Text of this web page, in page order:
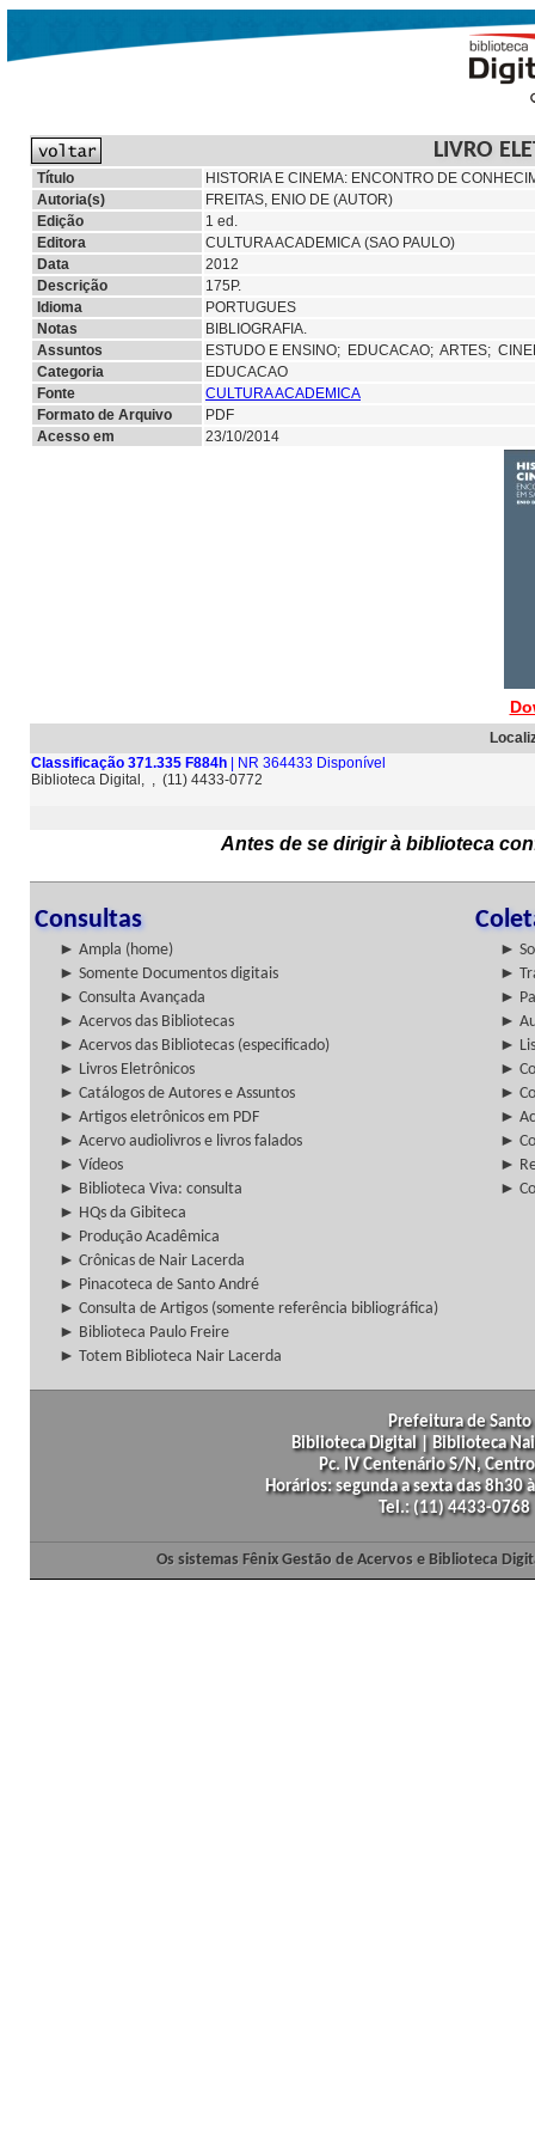
LIVRO
Título
HISTORIA E CINEMA: ENCONTRO DE
Autoria(s)
FREITAS, ENIO DE (AUTOR)
Edição
1 ed.
Editora
CULTURA ACADEMICA (SAO PAULO)
Data
2012
Descrição
175P.
Idioma
PORTUGUES
Notas
BIBLIOGRAFIA.
Assuntos
ESTUDO E ENSINO; EDUCACAO; ARTES;
Categoria
EDUCACAO
Fonte
CULTURA ACADEMICA
Formato de Arquivo
PDF
Acesso em
23/10/2014
Classificação 371.335 F884h | NR 364433 Disponível
Biblioteca Digital, , (11) 4433-0772
Antes de se dirigir à biblioteca
Consultas
► Ampla (home)
►
► Somente Documentos digitais
►
► Consulta Avançada
►
► Acervos das Bibliotecas
►
► Acervos das Bibliotecas (especificado)
►
► Livros Eletrônicos
►
► Catálogos de Autores e Assuntos
►
► Artigos eletrônicos em PDF
►
► Acervo audiolivros e livros falados
►
► Vídeos
►
► Biblioteca Viva: consulta
►
► HQs da Gibiteca
► Produção Acadêmica
► Crônicas de Nair Lacerda
► Pinacoteca de Santo André
► Consulta de Artigos (somente referência bibliográfica)
► Biblioteca Paulo Freire
► Totem Biblioteca Nair Lacerda
Prefeitura de
Biblioteca Digital | Biblioteca
Pc. IV Centenário S/N,
Horários: segunda a sexta das
Tel.: (11) 4433-
Os sistemas Fênix Gestão de Acervos e Biblioteca